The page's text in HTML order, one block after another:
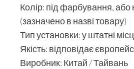
Колір: під фарбування, або
(зазначено в назві товару)
Тип установки: у штатні
Якість: відповідає
Виробник: Китай / Тайвань